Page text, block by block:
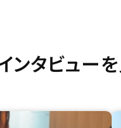
ンタビュー